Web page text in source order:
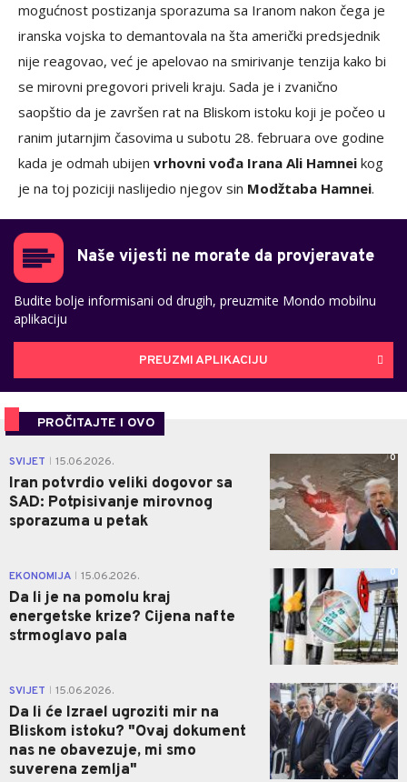
mogućnost postizanja sporazuma sa Iranom nakon čega je
iranska vojska to demantovala na šta američki predsjednik
nije reagovao, već je apelovao na smirivanje tenzija kako bi
se mirovni pregovori priveli kraju. Sada je i zvanično
saopštio da je završen rat na Bliskom istoku koji je počeo u
ranim jutarnjim časovima u subotu 28. februara ove godine
kada je odmah ubijen vrhovni vođa Irana Ali Hamnei kog
je na toj poziciji naslijedio njegov sin Modžtaba Hamnei.
Naše vijesti ne morate da provjeravate
Budite bolje informisani od drugih, preuzmite Mondo mobilnu
aplikaciju
PREUZMI APLIKACIJU
PROČITAJTE I OVO
SVIJET 15.06.2026.
Iran potvrdio veliki dogovor sa
SAD: Potpisivanje mirovnog
sporazuma u petak
0
EKONOMIJA 15.06.2026.
Da li je na pomolu kraj
energetske krize? Cijena nafte
strmoglavo pala
0
SVIJET 15.06.2026.
Da li će Izrael ugroziti mir na
Bliskom istoku? "Ovaj dokument
nas ne obavezuje, mi smo
suverena zemlja"
0